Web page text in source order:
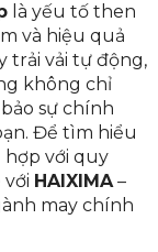
là yếu tố then
và hiệu quả
trải vải tự động,
không chỉ
sự chính
Để tìm hiểu
hợp với quy
HAIXIMA–
may chính